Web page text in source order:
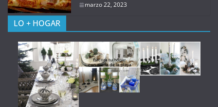
marzo 22, 2023
LO + HOGAR